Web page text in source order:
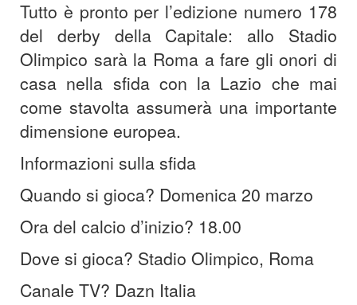
Tutto è pronto per l’edizione numero 178
del derby della Capitale: allo Stadio
Olimpico sarà la Roma a fare gli onori di
casa nella sfida con la Lazio che mai
come stavolta assumerà una importante
dimensione europea.
Informazioni sulla sfida
Quando si gioca? Domenica 20 marzo
Ora del calcio d’inizio? 18.00
Dove si gioca? Stadio Olimpico, Roma
Canale TV? Dazn Italia